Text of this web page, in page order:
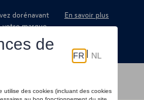
dorénavant
votre marque
à
En savoir plus